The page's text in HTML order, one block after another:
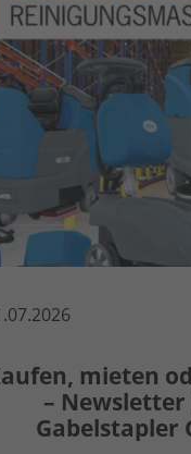
mieten
– Newsletter
Gabelstapler